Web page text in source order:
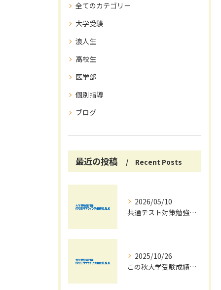
全てのカテゴリー
大学受験
浪人生
高校生
医学部
個別指導
ブログ
最近の投稿 Recent Posts
2026/05/10
共通テスト対策勉強は早めに始めましょう！
2025/10/26
この秋大学受験成績大幅UPの秘訣